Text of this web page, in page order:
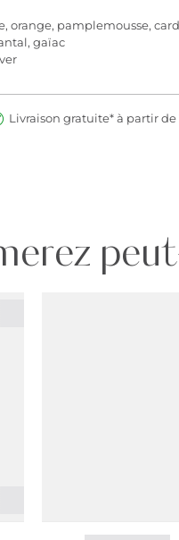
orange, pamplemousse,
gaïac
Livraison gratuite* à partir de